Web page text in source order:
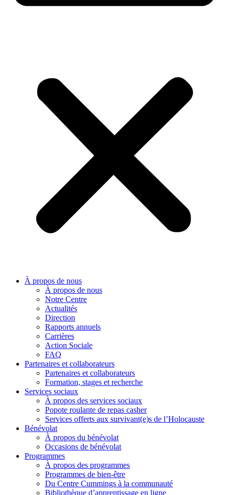
À propos de nous
À propos de nous
Notre Centre
Actualités
Direction
Rapports annuels
Carrières
Action Sociale
FAQ
Partenaires et collaborateurs
Partenaires et collaborateurs
Formation, stages et recherche
Services sociaux
À propos des services sociaux
Popote roulante de repas casher
Services offerts aux survivant(e)s de l’Holocauste
Bénévolat
À propos du bénévolat
Occasions de bénévolat
Programmes
À propos des programmes
Programmes de bien-être
Du Centre Cummings à la communauté
Bibliothèque d’apprentissage en ligne